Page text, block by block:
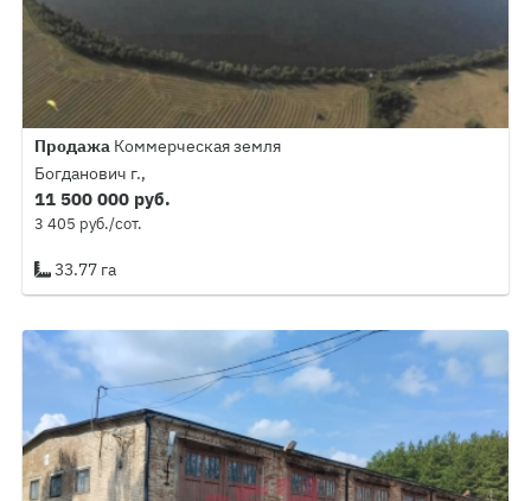
Продажа Коммерческая земля
Богданович г.,
11 500 000 руб.
3 405 руб./сот.
33.77 га